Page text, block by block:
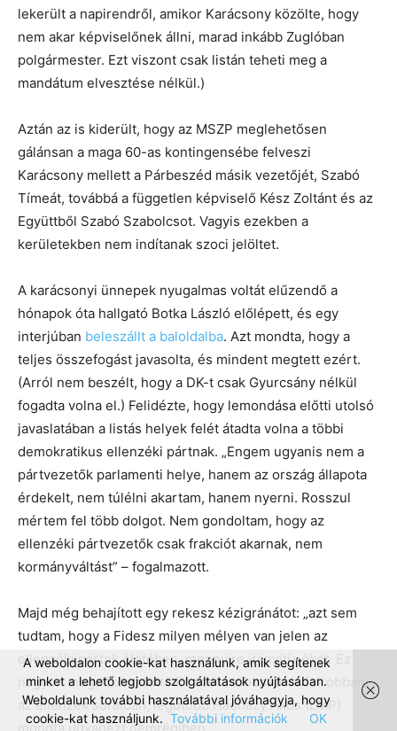
lekerült a napirendről, amikor Karácsony közölte, hogy
nem akar képviselőnek állni, marad inkább Zuglóban
polgármester. Ezt viszont csak listán teheti meg a
mandátum elvesztése nélkül.)
Aztán az is kiderült, hogy az MSZP meglehetősen
gálánsan a maga 60-as kontingensébe felveszi
Karácsony mellett a Párbeszéd másik vezetőjét, Szabó
Tímeát, továbbá a független képviselő Kész Zoltánt és az
Együttből Szabó Szabolcsot. Vagyis ezekben a
kerületekben nem indítanak szoci jelöltet.
A karácsonyi ünnepek nyugalmas voltát elűzendő a
hónapok óta hallgató Botka László előlépett, és egy
interjúban beleszállt a baloldalba. Azt mondta, hogy a
teljes összefogást javasolta, és mindent megtett ezért.
(Arról nem beszélt, hogy a DK-t csak Gyurcsány nélkül
fogadta volna el.) Felidézte, hogy lemondása előtti utolsó
javaslatában a listás helyek felét átadta volna a többi
demokratikus ellenzéki pártnak. „Engem ugyanis nem a
pártvezetők parlamenti helye, hanem az ország állapota
érdekelt, nem túlélni akartam, hanem nyerni. Rosszul
mértem fel több dolgot. Nem gondoltam, hogy az
ellenzéki pártvezetők csak frakciót akarnak, nem
kormányváltást” – fogalmazott.
Majd még behajított egy rekesz kézigránátot: „azt sem
tudtam, hogy a Fidesz milyen mélyen van jelen az
ellenzéki pártok életében, mennyire irányítja őket. Ez
nagyon megdöbbentett.” Ez azóta többször is felrobbant
az ellenzék soraiban, legutóbb Hadházy Ákos (LMP)
A weboldalon cookie-kat használunk, amik segítenek
minket a lehető legjobb szolgáltatások nyújtásában.
Weboldalunk további használatával jóváhagyja, hogy
cookie-kat használjunk. További információk OK